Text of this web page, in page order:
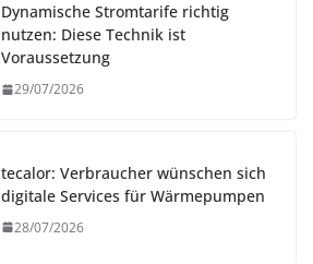
Dynamische Stromtarife richtig
nutzen: Diese Technik ist
Voraussetzung
29/07/2026
tecalor: Verbraucher wünschen sich
digitale Services für Wärmepumpen
28/07/2026